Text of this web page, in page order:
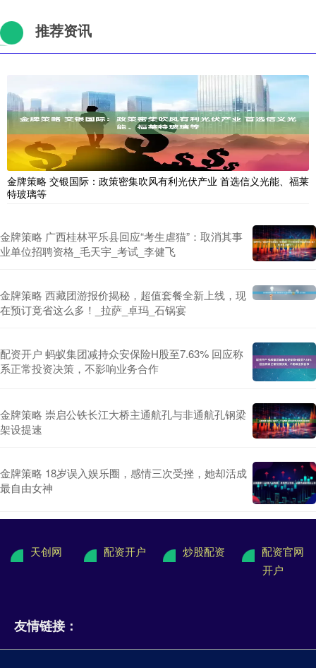
推荐资讯
金牌策略 交银国际：政策密集吹风有利光伏产业 首选信义光能、福莱
特玻璃等
金牌策略 广西桂林平乐县回应“考生虐猫”：取消其事
业单位招聘资格_毛天宇_考试_李健飞
金牌策略 西藏团游报价揭秘，超值套餐全新上线，现
在预订竟省这么多！_拉萨_卓玛_石锅宴
配资开户 蚂蚁集团减持众安保险H股至7.63% 回应称
系正常投资决策，不影响业务合作
金牌策略 崇启公铁长江大桥主通航孔与非通航孔钢梁
架设提速
金牌策略 18岁误入娱乐圈，感情三次受挫，她却活成
最自由女神
天创网 配资开户 炒股配资
配资官网
开户
友情链接：